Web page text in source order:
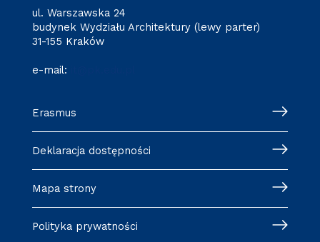
ul. Warszawska 24
budynek Wydziału Architektury (lewy parter)
31-155 Kraków
e-mail:
Erasmus
Deklaracja dostępności
Mapa strony
Polityka prywatności